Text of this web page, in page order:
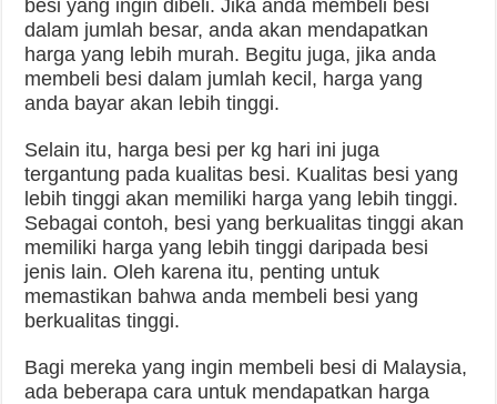
besi yang ingin dibeli. Jika anda membeli besi
dalam jumlah besar, anda akan mendapatkan
harga yang lebih murah. Begitu juga, jika anda
membeli besi dalam jumlah kecil, harga yang
anda bayar akan lebih tinggi.
Selain itu, harga besi per kg hari ini juga
tergantung pada kualitas besi. Kualitas besi yang
lebih tinggi akan memiliki harga yang lebih tinggi.
Sebagai contoh, besi yang berkualitas tinggi akan
memiliki harga yang lebih tinggi daripada besi
jenis lain. Oleh karena itu, penting untuk
memastikan bahwa anda membeli besi yang
berkualitas tinggi.
Bagi mereka yang ingin membeli besi di Malaysia,
ada beberapa cara untuk mendapatkan harga